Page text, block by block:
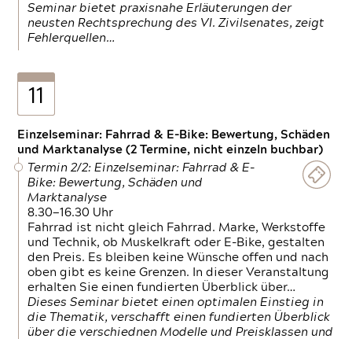
Seminar bietet praxisnahe Erläuterungen der
neusten Rechtsprechung des VI. Zivilsenates, zeigt
Fehlerquellen…
11
Einzelseminar: Fahrrad & E-Bike: Bewertung, Schäden
und Marktanalyse (2 Termine, nicht einzeln buchbar)
Termin 2/2: Einzelseminar: Fahrrad & E-
Bike: Bewertung, Schäden und
Marktanalyse
8.30—16.30 Uhr
Fahrrad ist nicht gleich Fahrrad. Marke, Werkstoffe
und Technik, ob Muskelkraft oder E-Bike, gestalten
den Preis. Es bleiben keine Wünsche offen und nach
oben gibt es keine Grenzen. In dieser Veranstaltung
erhalten Sie einen fundierten Überblick über…
Dieses Seminar bietet einen optimalen Einstieg in
die Thematik, verschafft einen fundierten Überblick
über die verschiednen Modelle und Preisklassen und